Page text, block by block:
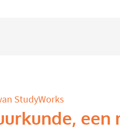
StudyWorks
een